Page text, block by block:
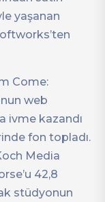
yaşanan
Come:
web
ivme kazandı
fon topladı.
Media
42,8
stüdyonun